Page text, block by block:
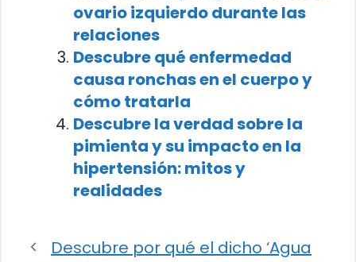
ovario izquierdo durante las
relaciones
Descubre qué enfermedad
causa ronchas en el cuerpo y
cómo tratarla
Descubre la verdad sobre la
pimienta y su impacto en la
hipertensión: mitos y
realidades
Descubre por qué el dicho ‘Agua